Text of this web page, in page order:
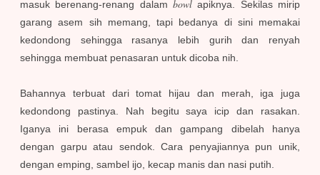
masuk berenang-renang dalam bowlapiknya. Sekilas mirip
garang asem sih memang, tapi bedanya di sini memakai
kedondong sehingga rasanya lebih gurih dan renyah
sehingga membuat penasaran untuk dicoba nih.
Bahannya terbuat dari tomat hijau dan merah, iga juga
kedondong pastinya. Nah begitu saya icip dan rasakan.
Iganya ini berasa empuk dan gampang dibelah hanya
dengan garpu atau sendok. Cara penyajiannya pun unik,
dengan emping, sambel ijo, kecap manis dan nasi putih.